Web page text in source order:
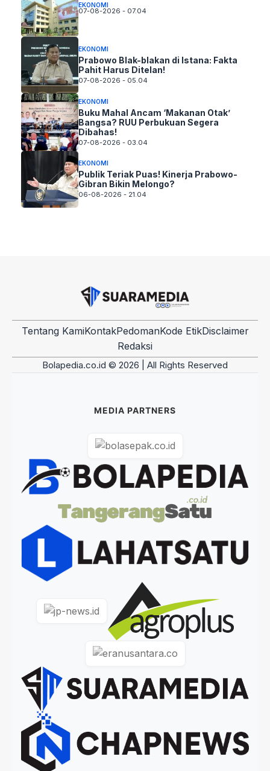
EKONOMI
07-08-2026 - 07.04
EKONOMI
Prabowo Blak-blakan di Istana: Fakta
Pahit Harus Ditelan!
07-08-2026 - 05.04
EKONOMI
Buku Mahal Ancam ‘Makanan Otak’
Bangsa? RUU Perbukuan Segera
Dibahas!
07-08-2026 - 03.04
EKONOMI
Publik Teriak Puas! Kinerja Prabowo-
Gibran Bikin Melongo?
06-08-2026 - 21.04
Tentang KamiKontakPedomanKode EtikDisclaimer
Redaksi
Bolapedia.co.id © 2026 | All Rights Reserved
MEDIA PARTNERS